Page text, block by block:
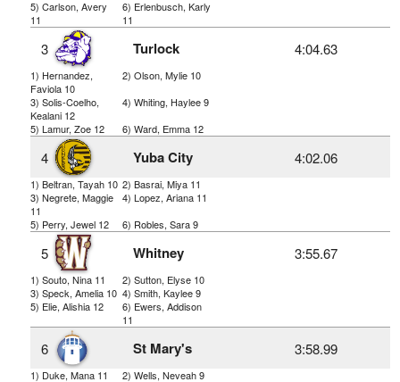
5) Carlson, Avery
11
6) Erlenbusch, Karly
11
3 Turlock 4:04.63
1) Hernandez,
Faviola 10
2) Olson, Mylie 10
3) Solis-Coelho,
Kealani 12
4) Whiting, Haylee 9
5) Lamur, Zoe 12
6) Ward, Emma 12
4 Yuba City 4:02.06
1) Beltran, Tayah 10 2) Basrai, Miya 11
3) Negrete, Maggie
11
4) Lopez, Ariana 11
5) Perry, Jewel 12
6) Robles, Sara 9
5 Whitney 3:55.67
1) Souto, Nina 11
2) Sutton, Elyse 10
3) Speck, Amelia 10 4) Smith, Kaylee 9
5) Elie, Alishia 12
6) Ewers, Addison
11
6 St Mary's 3:58.99
1) Duke, Mana 11
2) Wells, Neveah 9